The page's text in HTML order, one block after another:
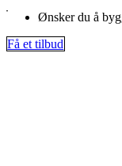
Ønsker du å
Få et tilbud